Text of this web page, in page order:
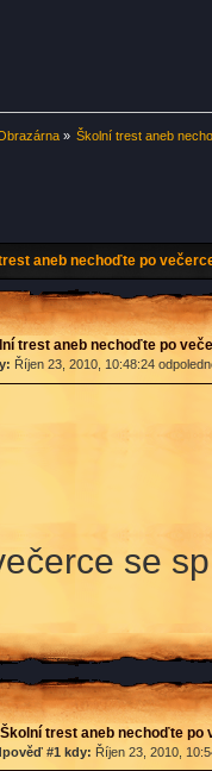
» Školní trest aneb
aneb nechoďte po
trest aneb nechoďte po
Říjen 23, 2010, 10:48:24
se
trest aneb nechoďte po
#1 kdy: Říjen 23, 2010,